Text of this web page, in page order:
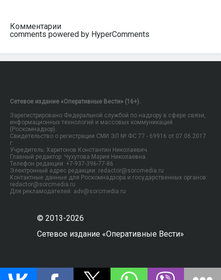
Комментарии
comments powered by HyperComments
Сетевое издание «Оперативные Вести» (16+).
Зарегистрировано Федеральной службой по надзору в сфере связи,
информационных технологий и массовых коммуникаций
(Роскомнадзор).
Свидетельство о регистрации СМИ ЭЛ № ФС 77 - 69916 от 07.06.2017
г.
Учредитель: Харитонов Константин Николаевич.
Главный редактор: Чухутова Мария Николаевна.
Телефон редакции: +7-937-396-77-86
Электронный адрес редакции: redactor@sorcmedia.ru
Контактные данные для Роскомнадзора и государственных органов:
redactor@sorcmedia.ru
Для рекламодателей: adv@sorcmedia.ru
© 2013-2026
Сетевое издание «Оперативные Вести»